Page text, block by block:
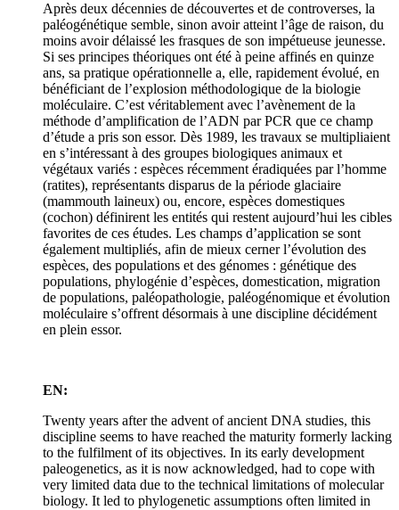
Après deux décennies de découvertes et de controverses, la
paléogénétique semble, sinon avoir atteint l’âge de raison, du
moins avoir délaissé les frasques de son impétueuse jeunesse.
Si ses principes théoriques ont été à peine affinés en quinze
ans, sa pratique opérationnelle a, elle, rapidement évolué, en
bénéficiant de l’explosion méthodologique de la biologie
moléculaire. C’est véritablement avec l’avènement de la
méthode d’amplification de l’ADN par PCR que ce champ
d’étude a pris son essor. Dès 1989, les travaux se multipliaient
en s’intéressant à des groupes biologiques animaux et
végétaux variés : espèces récemment éradiquées par l’homme
(ratites), représentants disparus de la période glaciaire
(mammouth laineux) ou, encore, espèces domestiques
(cochon) définirent les entités qui restent aujourd’hui les cibles
favorites de ces études. Les champs d’application se sont
également multipliés, afin de mieux cerner l’évolution des
espèces, des populations et des génomes : génétique des
populations, phylogénie d’espèces, domestication, migration
de populations, paléopathologie, paléogénomique et évolution
moléculaire s’offrent désormais à une discipline décidément
en plein essor.
EN:
Twenty years after the advent of ancient DNA studies, this
discipline seems to have reached the maturity formerly lacking
to the fulfilment of its objectives. In its early development
paleogenetics, as it is now acknowledged, had to cope with
very limited data due to the technical limitations of molecular
biology. It led to phylogenetic assumptions often limited in